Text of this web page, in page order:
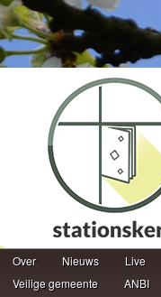
Hoofdmenu
Spring naar de primaire
Spring naar de
Over Nieuws Live
Veilige gemeente
ANBI